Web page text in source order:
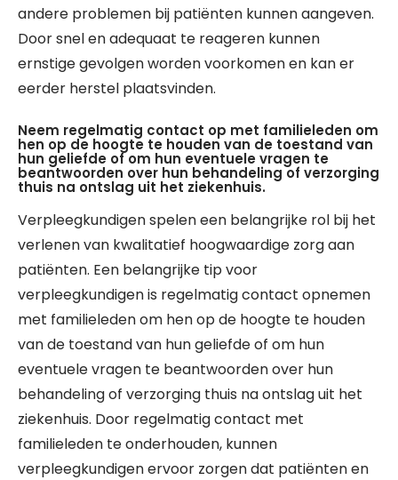
andere problemen bij patiënten kunnen aangeven.
Door snel en adequaat te reageren kunnen
ernstige gevolgen worden voorkomen en kan er
eerder herstel plaatsvinden.
Neem regelmatig contact op met familieleden om
hen op de hoogte te houden van de toestand van
hun geliefde of om hun eventuele vragen te
beantwoorden over hun behandeling of verzorging
thuis na ontslag uit het ziekenhuis.
Verpleegkundigen spelen een belangrijke rol bij het
verlenen van kwalitatief hoogwaardige zorg aan
patiënten. Een belangrijke tip voor
verpleegkundigen is regelmatig contact opnemen
met familieleden om hen op de hoogte te houden
van de toestand van hun geliefde of om hun
eventuele vragen te beantwoorden over hun
behandeling of verzorging thuis na ontslag uit het
ziekenhuis. Door regelmatig contact met
familieleden te onderhouden, kunnen
verpleegkundigen ervoor zorgen dat patiënten en